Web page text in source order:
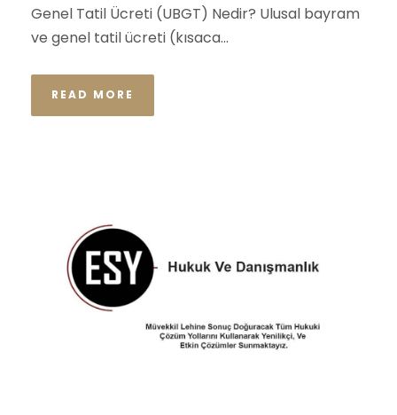
Genel Tatil Ücreti (UBGT) Nedir? Ulusal bayram
ve genel tatil ücreti (kısaca...
READ MORE